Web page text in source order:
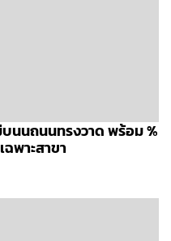
นนถนนทรงวาด พร้อม %
พาะสาขา